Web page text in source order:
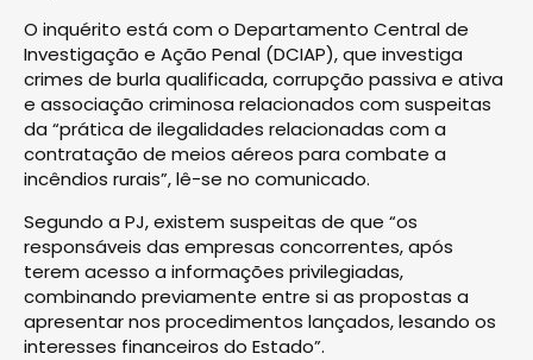
O inquérito está com o Departamento Central de
Investigação e Ação Penal (DCIAP), que investiga
crimes de burla qualificada, corrupção passiva e ativa
e associação criminosa relacionados com suspeitas
da “prática de ilegalidades relacionadas com a
contratação de meios aéreos para combate a
incêndios rurais”, lê-se no comunicado.
Segundo a PJ, existem suspeitas de que “os
responsáveis das empresas concorrentes, após
terem acesso a informações privilegiadas,
combinando previamente entre si as propostas a
apresentar nos procedimentos lançados, lesando os
interesses financeiros do Estado”.